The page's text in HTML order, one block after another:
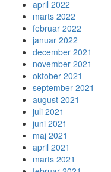
april 2022
marts 2022
februar 2022
januar 2022
december 2021
november 2021
oktober 2021
september 2021
august 2021
juli 2021
juni 2021
maj 2021
april 2021
marts 2021